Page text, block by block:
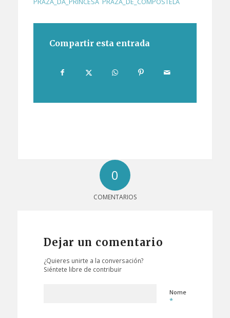
PRAZA_DA_PRINCESA, PRAZA_DE_COMPOSTELA
Compartir esta entrada
0
COMENTARIOS
Dejar un comentario
¿Quieres unirte a la conversación?
Siéntete libre de contribuir
Nome
*